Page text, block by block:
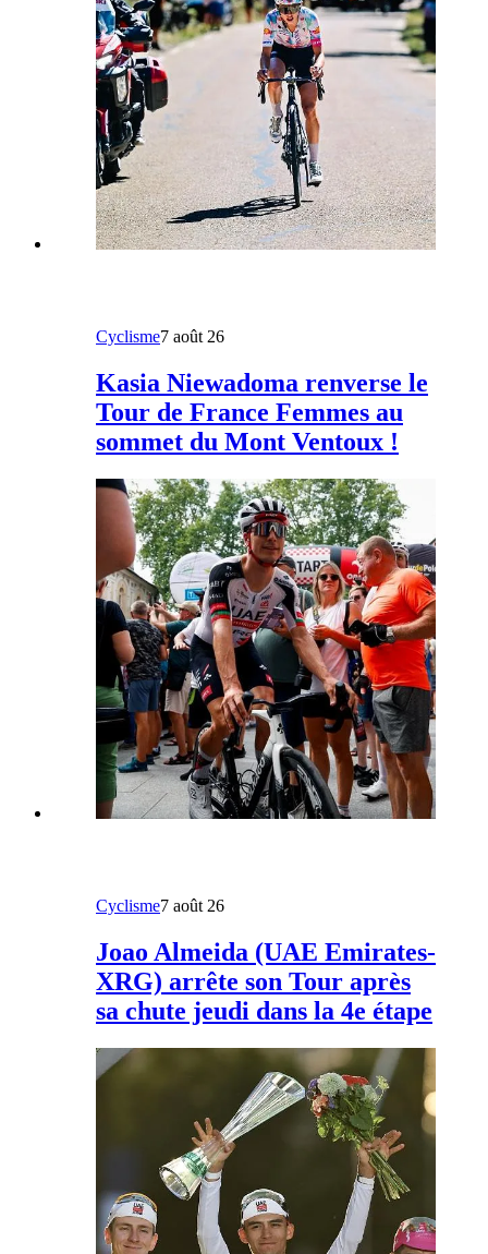
Cyclisme7 août 26
Kasia Niewadoma renverse le
Tour de France Femmes au
sommet du Mont Ventoux !
Cyclisme7 août 26
Joao Almeida (UAE Emirates-
XRG) arrête son Tour après
sa chute jeudi dans la 4e étape